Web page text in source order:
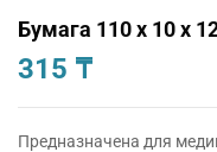
Бумага 110 х 10 х
315 ₸
Предназначена для